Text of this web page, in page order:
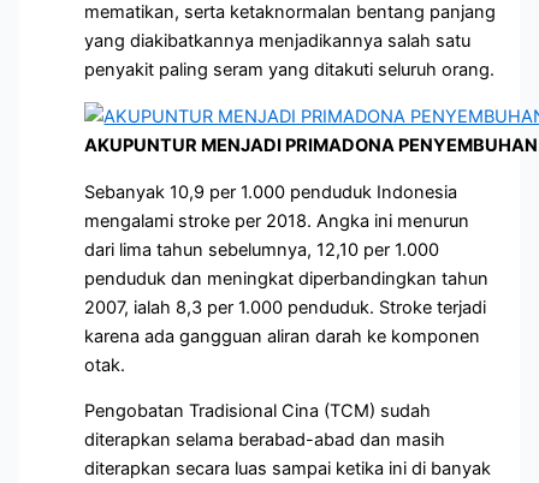
mematikan, serta ketaknormalan bentang panjang
yang diakibatkannya menjadikannya salah satu
penyakit paling seram yang ditakuti seluruh orang.
AKUPUNTUR MENJADI PRIMADONA
Sebanyak 10,9 per 1.000 penduduk Indonesia
mengalami stroke per 2018. Angka ini menurun
dari lima tahun sebelumnya, 12,10 per 1.000
penduduk dan meningkat diperbandingkan tahun
2007, ialah 8,3 per 1.000 penduduk. Stroke terjadi
karena ada gangguan aliran darah ke komponen
otak.
Pengobatan Tradisional Cina (TCM) sudah
diterapkan selama berabad-abad dan masih
diterapkan secara luas sampai ketika ini di banyak